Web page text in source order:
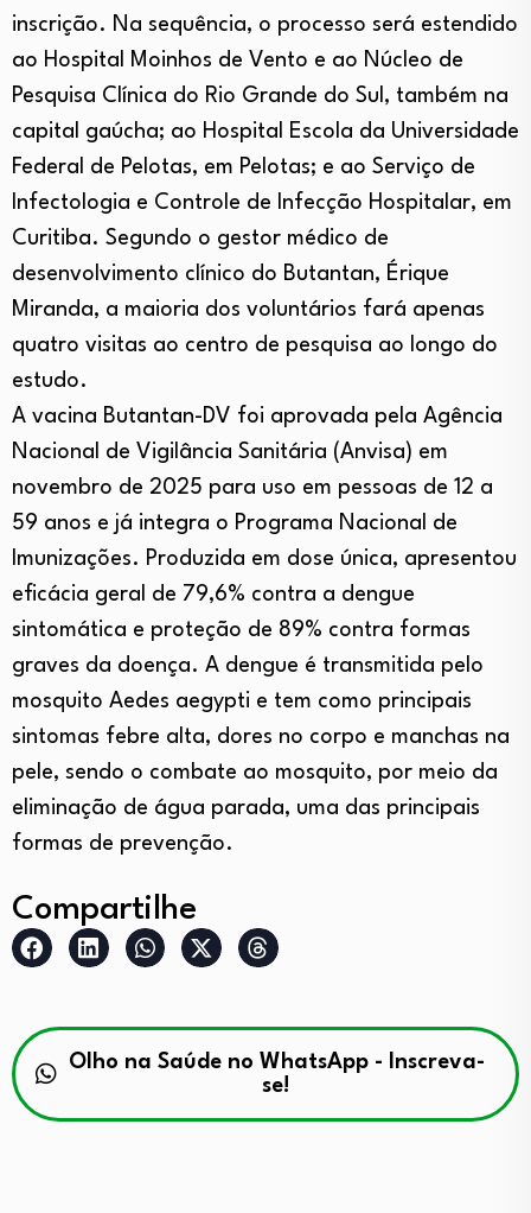
inscrição. Na sequência, o processo será estendido
ao Hospital Moinhos de Vento e ao Núcleo de
Pesquisa Clínica do Rio Grande do Sul, também na
capital gaúcha; ao Hospital Escola da Universidade
Federal de Pelotas, em Pelotas; e ao Serviço de
Infectologia e Controle de Infecção Hospitalar, em
Curitiba. Segundo o gestor médico de
desenvolvimento clínico do Butantan, Érique
Miranda, a maioria dos voluntários fará apenas
quatro visitas ao centro de pesquisa ao longo do
estudo.
A vacina Butantan-DV foi aprovada pela Agência
Nacional de Vigilância Sanitária (Anvisa) em
novembro de 2025 para uso em pessoas de 12 a
59 anos e já integra o Programa Nacional de
Imunizações. Produzida em dose única, apresentou
eficácia geral de 79,6% contra a dengue
sintomática e proteção de 89% contra formas
graves da doença. A dengue é transmitida pelo
mosquito Aedes aegypti e tem como principais
sintomas febre alta, dores no corpo e manchas na
pele, sendo o combate ao mosquito, por meio da
eliminação de água parada, uma das principais
formas de prevenção.
Compartilhe
Olho na Saúde no WhatsApp - Inscreva-
se!